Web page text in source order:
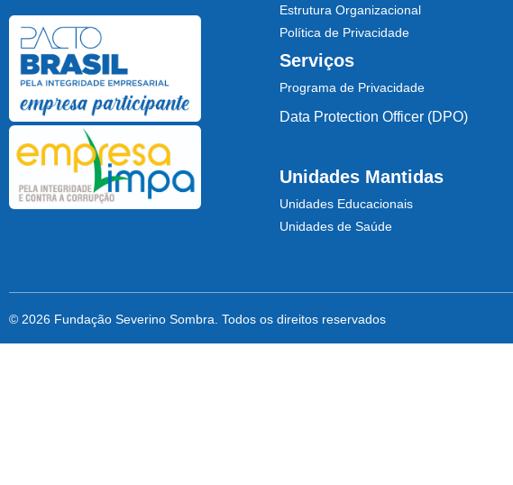
Estrutura Organizacional
Política de Privacidade
Serviços
Programa de Privacidade
Data Protection Officer (DPO)
Unidades Mantidas
Unidades Educacionais
Unidades de Saúde
© 2026 Fundação Severino Sombra. Todos os direitos reservados